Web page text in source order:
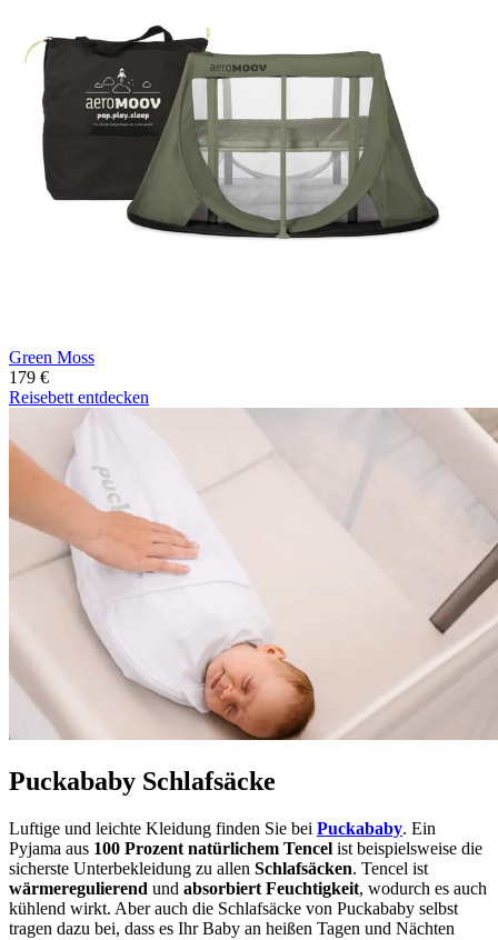
Green Moss
179 €
Reisebett entdecken
Puckababy Schlafsäcke
Luftige und leichte Kleidung finden Sie bei Puckababy. Ein
Pyjama aus 100 Prozent natürlichem Tencel ist beispielsweise die
sicherste Unterbekleidung zu allen Schlafsäcken. Tencel ist
wärmeregulierend und absorbiert Feuchtigkeit, wodurch es auch
kühlend wirkt. Aber auch die Schlafsäcke von Puckababy selbst
tragen dazu bei, dass es Ihr Baby an heißen Tagen und Nächten